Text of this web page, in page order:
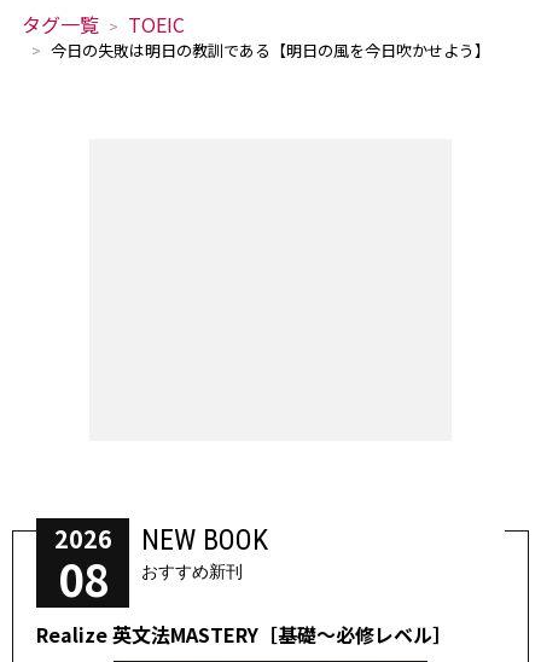
タグ一覧 TOEIC
今日の失敗は明日の教訓である【明日の風を今日吹かせよう】
2026
08
NEW BOOK
おすすめ新刊
Realize 英文法MASTERY［基礎～必修レベル］